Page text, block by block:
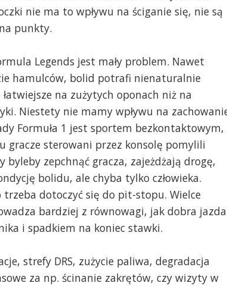
nie ma to wpływu na ściganie się, nie są
punkty.
Legends jest mały problem. Nawet
hamulców, bolid potrafi nienaturalnie
łatwiejsze na zużytych oponach niż na
Niestety nie mamy wpływu na
Formuła 1 jest sportem bezkontaktowym,
gracze sterowani przez konsolę pomylili
zepchnąć gracza, zajeżdżają drogę,
bolidu, ale chyba tylko człowieka.
dotoczyć się do pit-stopu. Wielce
bardziej z równowagi, jak dobra jazda
i spadkiem na koniec stawki.
strefy DRS, zużycie paliwa, degradacja
za np. ścinanie zakrętów, czy wizyty w